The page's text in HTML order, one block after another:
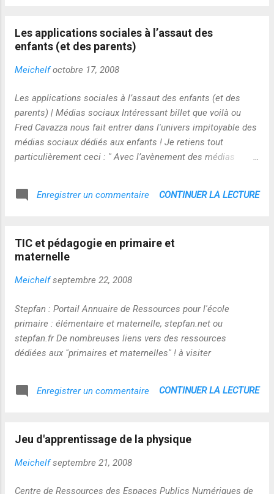
Les applications sociales à l’assaut des
enfants (et des parents)
Meichelf octobre 17, 2008
Les applications sociales à l’assaut des enfants (et des
parents) | Médias sociaux Intéressant billet que voilà ou
Fred Cavazza nous fait entrer dans l'univers impitoyable des
médias sociaux dédiés aux enfants ! Je retiens tout
particulièrement ceci : " Avec l’avènement des médias
éditeurs sont à la recherche des niches les plus rentables.
S’il y en a bien une qui domine le lot, c’est bien celle des
redoutable, c’est que les “clients” (enfants et parents) sont
dans un environnement captif où les concurrents ne sont
pas un clic de souris. À partir de là, le modèle économique
contenus, services et annonceurs au sein de la plateforme.
Oui, ce modèle est rigoureusement le même que celui des
opérateurs téléphoniques à la i-mode." Je suis heure...
Enregistrer un commentaire CONTINUER LA LECTURE
TIC et pédagogie en primaire et
maternelle
Meichelf septembre 22, 2008
Stepfan : Portail Annuaire de Ressources pour l'école
primaire : élémentaire et maternelle, stepfan.net ou
stepfan.fr De nombreuses liens vers des ressources
dédiées aux "primaires et maternelles" ! à visiter
Enregistrer un commentaire CONTINUER LA LECTURE
Jeu d'apprentissage de la physique
Meichelf septembre 21, 2008
Centre de Ressources des Espaces Publics Numériques de